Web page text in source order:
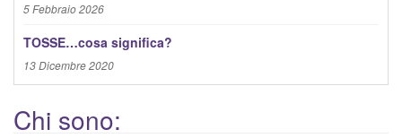
5 Febbraio 2026
TOSSE…cosa significa?
13 Dicembre 2020
Chi sono: